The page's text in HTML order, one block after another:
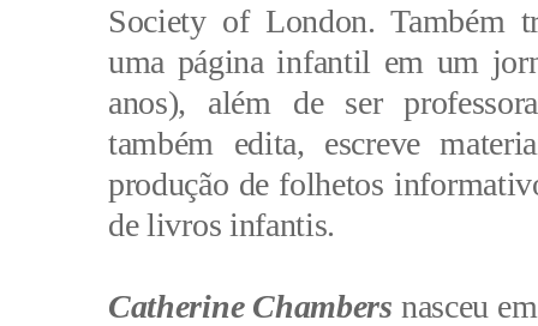
Society of London. Também
uma página infantil em um
anos), além de ser
também edita, escreve
produção de folhetos
de livros infantis.
Catherine Chambers nasceu